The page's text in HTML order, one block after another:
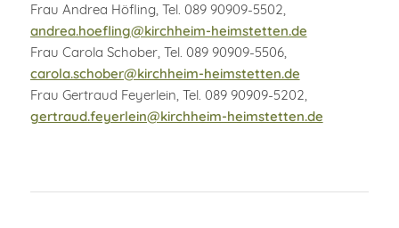
Frau Andrea Höfling, Tel. 089 90909-5502,
andrea.hoefling@kirchheim-heimstetten.de
Frau Carola Schober, Tel. 089 90909-5506,
carola.schober@kirchheim-heimstetten.de
Frau Gertraud Feyerlein, Tel. 089 90909-5202,
gertraud.feyerlein@kirchheim-heimstetten.de